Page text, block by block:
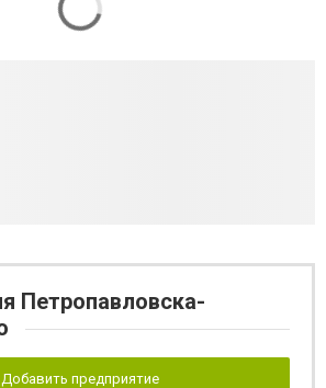
Петропавловска-
Добавить предприятие